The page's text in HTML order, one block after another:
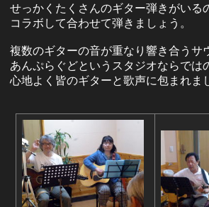
せっかくたくさんのギター弾きがいる
コラボして合わせて弾きましょう。
複数のギターの音が重なり響き合うサ
あんぷらぐどというスタジオならでは
心地よく皆のギターと歌声に包まれま